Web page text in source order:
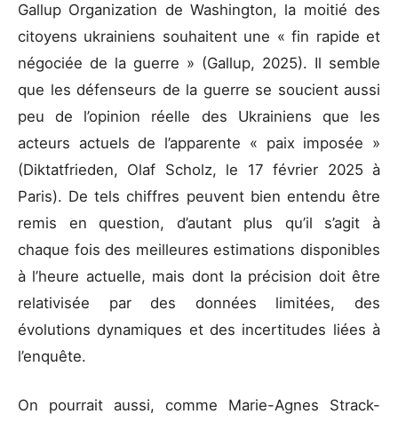
Gallup Organization de Washington, la moitié des
citoyens ukrainiens souhaitent une « fin rapide et
négociée de la guerre » (Gallup, 2025). Il semble
que les défenseurs de la guerre se soucient aussi
peu de l’opinion réelle des Ukrainiens que les
acteurs actuels de l’apparente « paix imposée »
(Diktatfrieden, Olaf Scholz, le 17 février 2025 à
Paris). De tels chiffres peuvent bien entendu être
remis en question, d’autant plus qu’il s’agit à
chaque fois des meilleures estimations disponibles
à l’heure actuelle, mais dont la précision doit être
relativisée par des données limitées, des
évolutions dynamiques et des incertitudes liées à
l’enquête.
On pourrait aussi, comme Marie-Agnes Strack-